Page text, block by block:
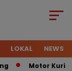
LOKAL NEWS
Motor Kurir